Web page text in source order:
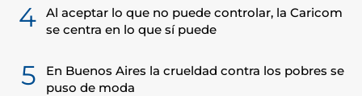
4
Al aceptar lo que no puede controlar, la Caricom
se centra en lo que sí puede
5
En Buenos Aires la crueldad contra los pobres se
puso de moda